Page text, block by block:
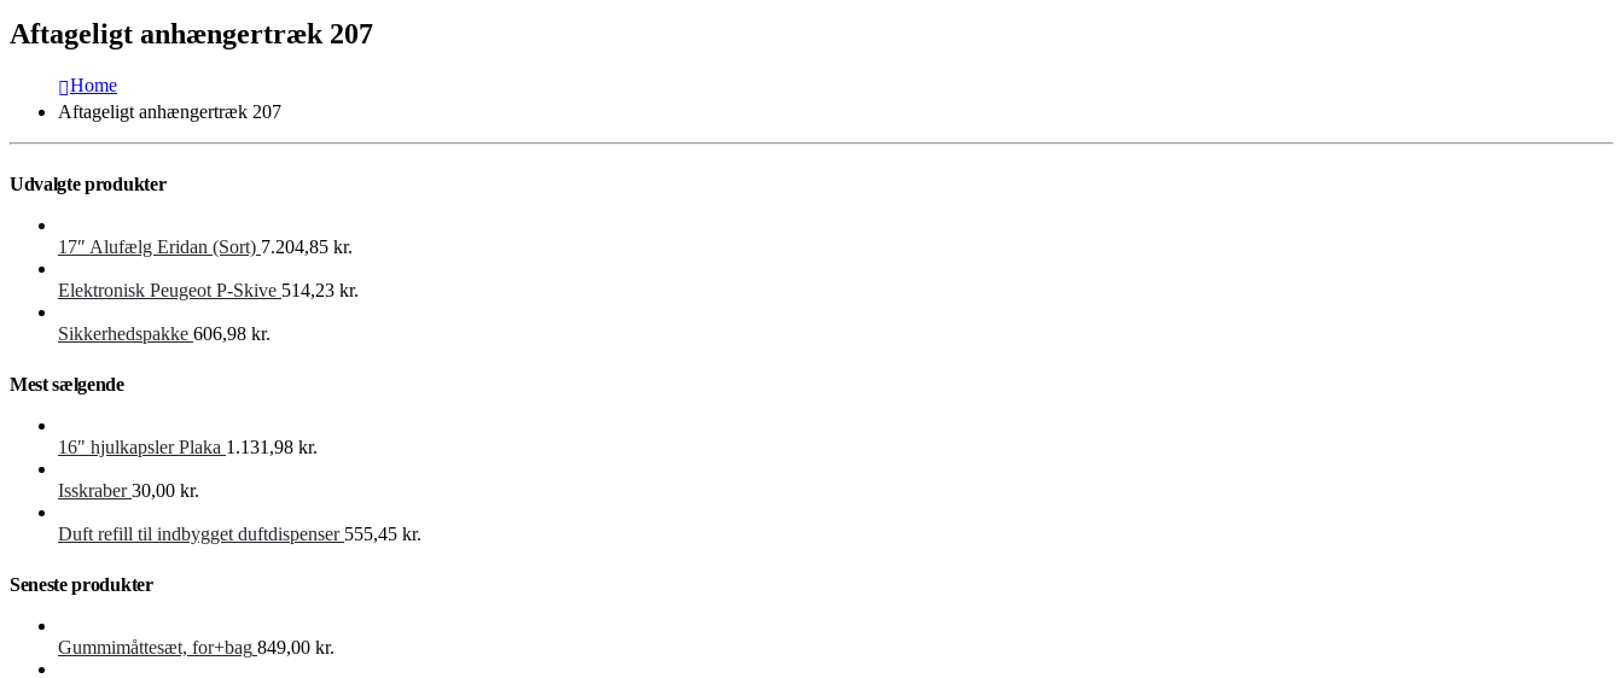
Aftageligt anhængertræk 207
Home
Aftageligt anhængertræk 207
Udvalgte produkter
17″ Alufælg Eridan (Sort) 7.204,85 kr.
Elektronisk Peugeot P-Skive 514,23 kr.
Sikkerhedspakke 606,98 kr.
Mest sælgende
16" hjulkapsler Plaka 1.131,98 kr.
Isskraber 30,00 kr.
Duft refill til indbygget duftdispenser 555,45 kr.
Seneste produkter
Gummimåttesæt, for+bag 849,00 kr.